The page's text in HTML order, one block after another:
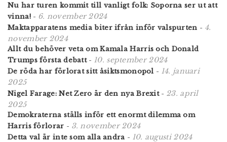
Nu har turen kommit till vanligt folk: Soporna ser ut att
vinna!- 6. november 2024
Maktapparatens media biter ifrån inför valspurten - 4.
november 2024
Allt du behöver veta om Kamala Harris och Donald
Trumps första debatt- 10. september 2024
De röda har förlorat sitt åsiktsmonopol - 14. januari
2025
Nigel Farage: Net Zero är den nya Brexit- 23. april
2025
Demokraterna ställs inför ett enormt dilemma om
Harris förlorar - 3. november 2024
Detta val är inte som alla andra - 10. augusti 2024